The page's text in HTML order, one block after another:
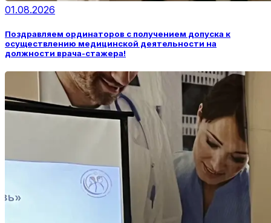
01.08.2026
Поздравляем ординаторов с получением допуска к
осуществлению медицинской деятельности на
должности врача-стажера!